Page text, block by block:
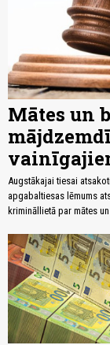
Mātes un
Augstākajai tiesai
apgabaltiesas lēmums
krimināllietā par mātes